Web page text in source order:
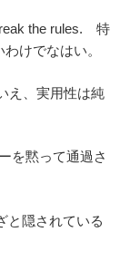
the rules. 特
けでなはい。
え、実用性は純
を黙って通過さ
と隠されている